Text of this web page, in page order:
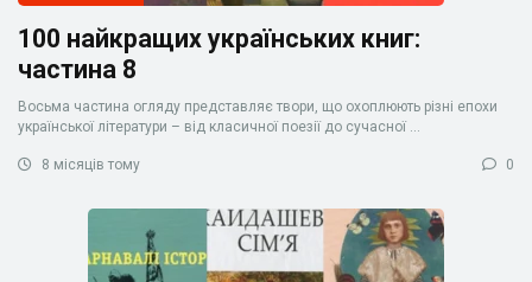
100 найкращих українських книг:
частина 8
Восьма частина огляду представляє твори, що охоплюють різні епохи
української літератури – від класичної поезії до сучасної ...
8 місяців тому 0